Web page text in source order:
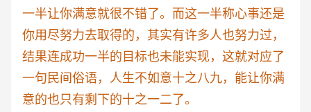
一半让你满意就很不错了。而这一半称心事还是
你用尽努力去取得的，其实有许多人也努力过，
结果连成功一半的目标也未能实现，这就对应了
一句民间俗语，人生不如意十之八九，能让你满
意的也只有剩下的十之一二了。